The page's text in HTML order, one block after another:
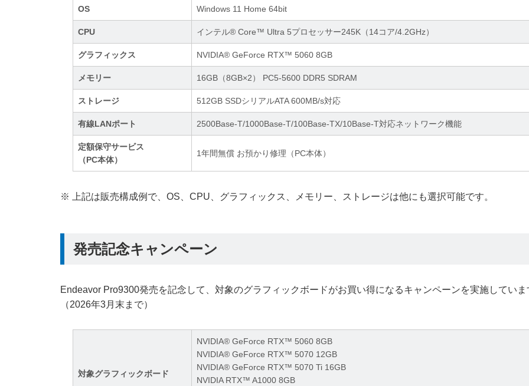
OS Windows 11 Home 64bit
CPU インテル® Core™ Ultra 5プロセッサー245K（14コア/4.2GHz）
グラフィックス NVIDIA® GeForce RTX™ 5060 8GB
メモリー 16GB（8GB×2） PC5-5600 DDR5 SDRAM
ストレージ 512GB SSDシリアルATA 600MB/s対応
有線LANポート 2500Base-T/1000Base-T/100Base-TX/10Base-T対応ネットワーク機能
定額保守サービス
（PC本体）
1年間無償 お預かり修理（PC本体）
※ 上記は販売構成例で、OS、CPU、グラフィックス、メモリー、ストレージは他にも選択可能です。
発売記念キャンペーン
Endeavor Pro9300発売を記念して、対象のグラフィックボードがお買い得になるキャンペーンを実施していま
（2026年3月末まで）
対象グラフィックボード
NVIDIA® GeForce RTX™ 5060 8GB
NVIDIA® GeForce RTX™ 5070 12GB
NVIDIA® GeForce RTX™ 5070 Ti 16GB
NVIDIA RTX™ A1000 8GB